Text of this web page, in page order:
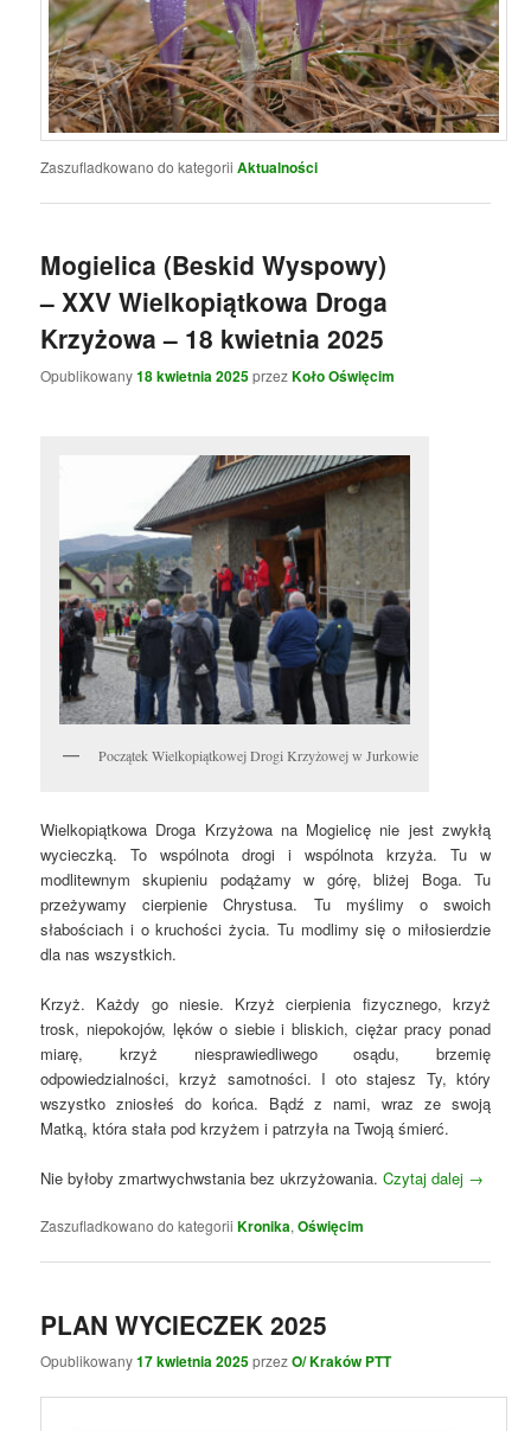
Zaszufladkowano do kategorii Aktualności
Mogielica (Beskid Wyspowy)
– XXV Wielkopiątkowa Droga
Krzyżowa – 18 kwietnia 2025
Opublikowany18 kwietnia 2025przezKoło Oświęcim
Początek Wielkopiątkowej Drogi Krzyżowej w Jurkowie
Wielkopiątkowa Droga Krzyżowa na Mogielicę nie jest zwykłą
wycieczką. To wspólnota drogi i wspólnota krzyża. Tu w
modlitewnym skupieniu podążamy w górę, bliżej Boga. Tu
przeżywamy cierpienie Chrystusa. Tu myślimy o swoich
słabościach i o kruchości życia. Tu modlimy się o miłosierdzie
dla nas wszystkich.
Krzyż. Każdy go niesie. Krzyż cierpienia fizycznego, krzyż
trosk, niepokojów, lęków o siebie i bliskich, ciężar pracy ponad
miarę, krzyż niesprawiedliwego osądu, brzemię
odpowiedzialności, krzyż samotności. I oto stajesz Ty, który
wszystko zniosłeś do końca. Bądź z nami, wraz ze swoją
Matką, która stała pod krzyżem i patrzyła na Twoją śmierć.
Nie byłoby zmartwychwstania bez ukrzyżowania.Czytaj dalej →
Zaszufladkowano do kategorii Kronika,Oświęcim
PLAN WYCIECZEK 2025
Opublikowany17 kwietnia 2025przezO/ Kraków PTT